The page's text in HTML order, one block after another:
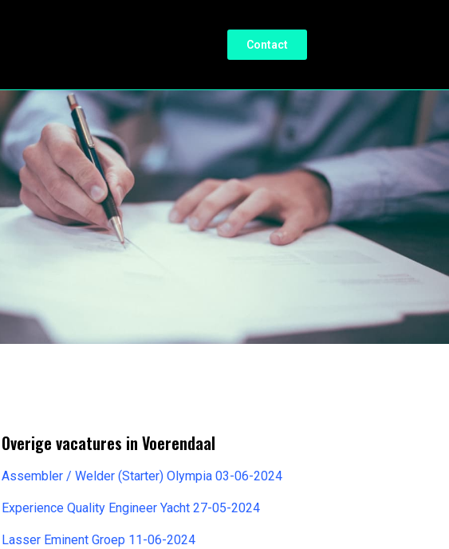
Contact
Overige vacatures in Voerendaal
Assembler / Welder (Starter) Olympia 03-06-2024
Experience Quality Engineer Yacht 27-05-2024
Lasser Eminent Groep 11-06-2024